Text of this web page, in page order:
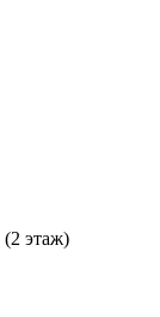
(2 этаж)